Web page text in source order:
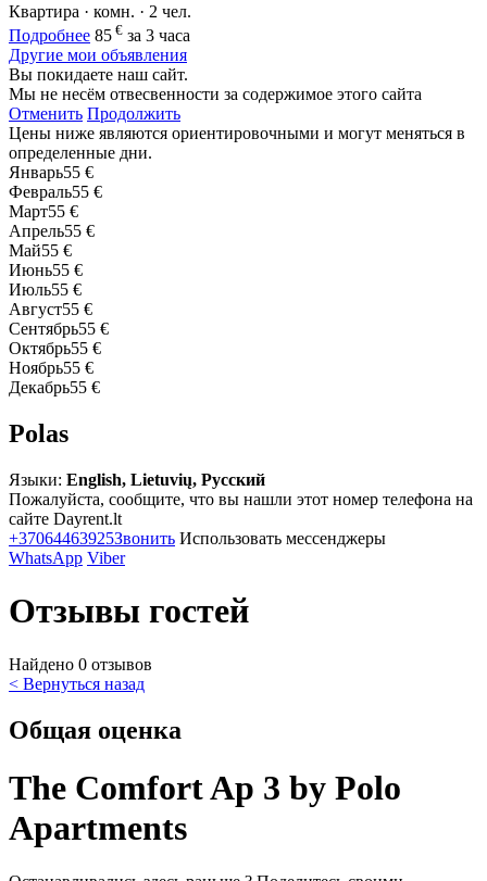
Квартира · комн. · 2 чел.
Подробнее 85 € за 3 часа
Другие мои объявления
Вы покидаете наш сайт.
Мы не несём отвесвенности за содержимое этого сайта
Отменить Продолжить
Цены ниже являются ориентировочными и могут меняться в
определенные дни.
Январь55 €
Февраль55 €
Март55 €
Апрель55 €
Май55 €
Июнь55 €
Июль55 €
Август55 €
Сентябрь55 €
Октябрь55 €
Ноябрь55 €
Декабрь55 €
Polas
Языки: English, Lietuvių, Русский
Пожалуйста, сообщите, что вы нашли этот номер телефона на
сайте Dayrent.lt
+37064463925Звонить Использовать мессенджеры
WhatsApp Viber
Отзывы гостей
Найдено 0 отзывов
< Вернуться назад
Общая оценка
The Comfort Ap 3 by Polo
Apartments